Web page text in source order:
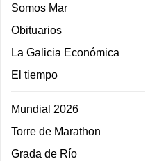
Somos Mar
Obituarios
La Galicia Económica
El tiempo
Mundial 2026
Torre de Marathon
Grada de Río